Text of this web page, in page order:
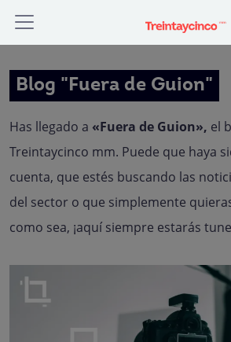
Blog "Fuera de Guion"
Has llegado a «Fuera de Guion», el
Treintaycinco mm. Puede que haya
cuenta, que estés buscando las
del sector o que simplemente
como sea, ¡aquí siempre estarás